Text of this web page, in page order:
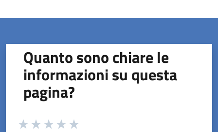
Quanto sono chiare le
informazioni su questa
pagina?
Valuta da 1 a 5 stelle la pagina